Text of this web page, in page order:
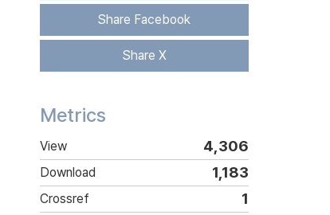
Share Facebook
Share X
Metrics
View 4,306
Download 1,183
Crossref 1